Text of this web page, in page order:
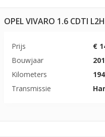
OPEL VIVARO 1.6 CDTI
Prijs
€
Bouwjaar
Kilometers
Transmissie